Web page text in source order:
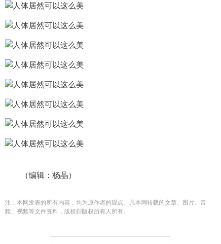
（编辑：杨晶）
注：本网发表的所有内容，均为原作者的观点。凡本网转载的文章、图片、音
频、视频等文件资料，版权归版权所有人所有。